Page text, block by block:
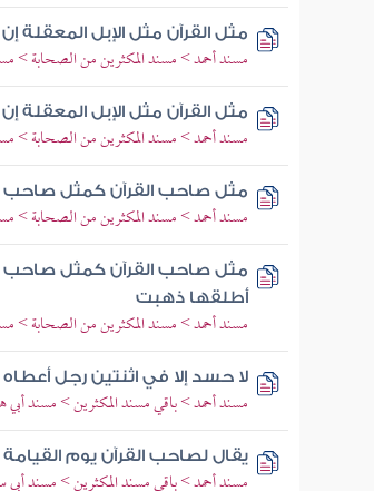
مثل القرآن مثل الإبل
مسند أحمد > مسند المكثرين من الصحابة >
مثل القرآن مثل الإبل
مسند أحمد > مسند المكثرين من الصحابة >
مثل صاحب القرآن كمثل صاحب
مسند أحمد > مسند المكثرين من الصحابة >
مثل صاحب القرآن كمثل صاحب
أطلقها ذهبت
مسند أحمد > مسند المكثرين من الصحابة >
لا حسد إلا في اثنتين رجل أعطاه
مسند أحمد > باقي مسند المكثرين > مسند أبي
يقال لصاحب القرآن يوم القيامة
مسند أحمد > باقي مسند المكثرين > مسند أبي